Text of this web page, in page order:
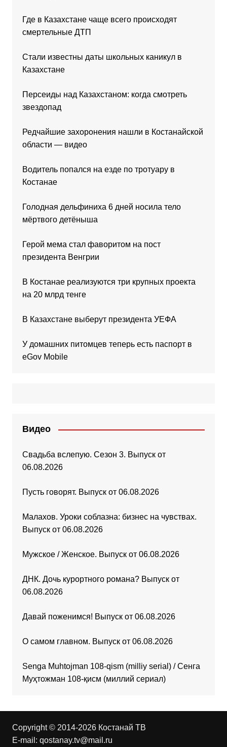
Где в Казахстане чаще всего происходят
смертельные ДТП
Стали известны даты школьных каникул в
Казахстане
Персеиды над Казахстаном: когда смотреть
звездопад
Редчайшие захоронения нашли в Костанайской
области — видео
Водитель попался на езде по тротуару в
Костанае
Голодная дельфиниха 6 дней носила тело
мёртвого детёныша
Герой мема стал фаворитом на пост
президента Венгрии
В Костанае реализуются три крупных проекта
на 20 млрд тенге
В Казахстане выберут президента УЕФА
У домашних питомцев теперь есть паспорт в
eGov Mobile
Видео
Свадьба вслепую. Сезон 3. Выпуск от
06.08.2026
Пусть говорят. Выпуск от 06.08.2026
Малахов. Уроки соблазна: бизнес на чувствах.
Выпуск от 06.08.2026
Мужское / Женское. Выпуск от 06.08.2026
ДНК. Дочь курортного романа? Выпуск от
06.08.2026
Давай поженимся! Выпуск от 06.08.2026
О самом главном. Выпуск от 06.08.2026
Senga Muhtojman 108-qism (milliy serial) / Сенга
Муҳтожман 108-қисм (миллий сериал)
Copyright © 2014-2026 Костанай ТВ
E-mail: qostanay.tv@mail.ru